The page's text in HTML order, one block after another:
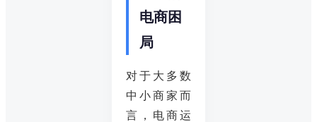
电商困
局
对于大多数
中小商家而
言，电商运